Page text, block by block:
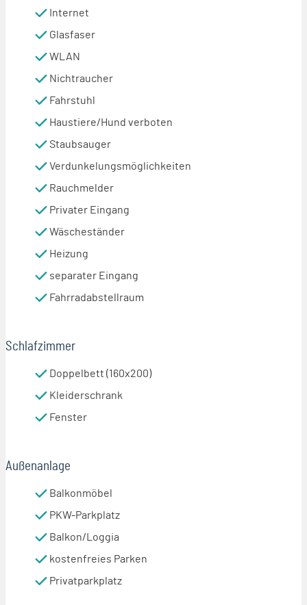
Internet
Glasfaser
WLAN
Nichtraucher
Fahrstuhl
Haustiere/Hund verboten
Staubsauger
Verdunkelungsmöglichkeiten
Rauchmelder
Privater Eingang
Wäscheständer
Heizung
separater Eingang
Fahrradabstellraum
Schlafzimmer
Doppelbett (160x200)
Kleiderschrank
Fenster
Außenanlage
Balkonmöbel
PKW-Parkplatz
Balkon/Loggia
kostenfreies Parken
Privatparkplatz